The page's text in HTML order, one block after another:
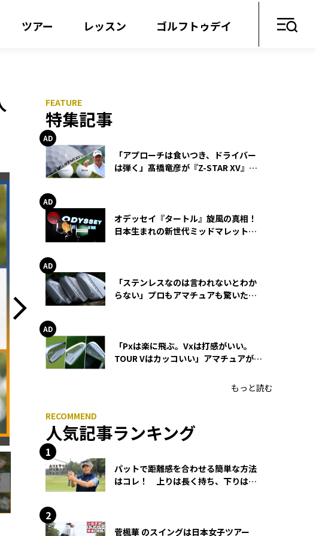
ツアー レッスン ゴルフトゥデイ
特集記事
「アプローチは食いつき、ドライバー
は弾く」髙橋竜彦が『Z-STAR XV』を
オデッセイ『タートル』旋風の真相！
日本生まれの新世代ミッドマレットが
「ステンレスなのは言われないとわか
らない」プロもアマチュアも驚いた
「Pxは楽に飛ぶ。Vxは打感がいい。
TOUR Vはカッコいい」アマチュアが選
もっと読む
人気記事ランキング
パットで距離感を合わせる簡単な方法
はコレ！ 上りは長く持ち、下りは短
菅楓華 のスイングは日本女子ツアー